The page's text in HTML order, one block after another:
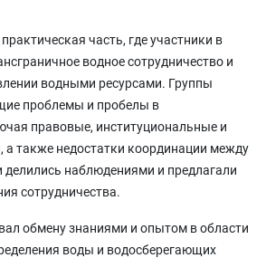
часть, где участники в
водное сотрудничество и
водными ресурсами. Группы
проблемы и пробелы в
правовые, институциональные и
а также недостатки координации между
делились наблюдениями и предлагали
сотрудничества.
обмену знаниями и опытом в области
воды и водосберегающих